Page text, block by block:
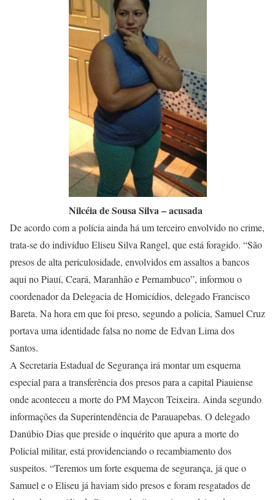
Nilcéia de Sousa Silva – acusada
De acordo com a polícia ainda há um terceiro envolvido no crime,
trata-se do indivíduo Eliseu Silva Rangel, que está foragido. “São
presos de alta periculosidade, envolvidos em assaltos a bancos
aqui no Piauí, Ceará, Maranhão e Pernambuco”, informou o
coordenador da Delegacia de Homicídios, delegado Francisco
Bareta. Na hora em que foi preso, segundo a policia, Samuel Cruz
portava uma identidade falsa no nome de Edvan Lima dos
Santos.
A Secretaria Estadual de Segurança irá montar um esquema
especial para a transferência dos presos para a capital Piauiense
onde aconteceu a morte do PM Maycon Teixeira. Ainda segundo
informações da Superintendência de Parauapebas. O delegado
Danúbio Dias que preside o inquérito que apura a morte do
Policial militar, está providenciando o recambiamento dos
suspeitos. “Teremos um forte esquema de segurança, já que o
Samuel e o Eliseu já haviam sido presos e foram resgatados de